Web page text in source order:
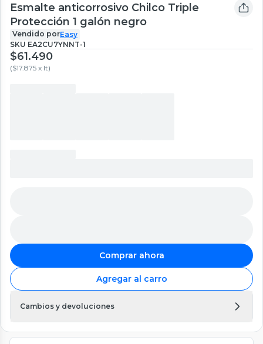
Esmalte anticorrosivo Chilco Triple
Protección 1 galón negro
Vendido porEasy
SKU EA2CU7YNNT-1
$61.490
($17.875 x lt)
Comprar ahora
Agregar al carro
Cambios y devoluciones